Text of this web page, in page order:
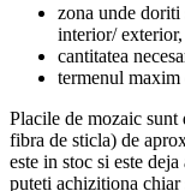
zona unde doriti
interior/ exterior,
cantitatea
termenul maxim
Placile de mozaic sunt
fibra de sticla) de
este in stoc si este
puteti achizitiona